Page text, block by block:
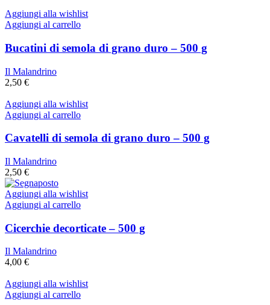
Aggiungi alla wishlist
Aggiungi al carrello
Bucatini di semola di grano duro – 500 g
Il Malandrino
2,50 €
Aggiungi alla wishlist
Aggiungi al carrello
Cavatelli di semola di grano duro – 500 g
Il Malandrino
2,50 €
Aggiungi alla wishlist
Aggiungi al carrello
Cicerchie decorticate – 500 g
Il Malandrino
4,00 €
Aggiungi alla wishlist
Aggiungi al carrello